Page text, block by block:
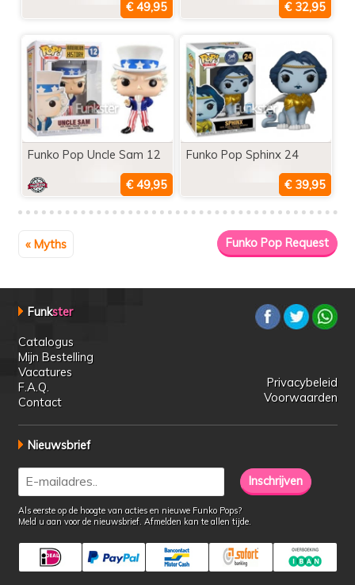
Funko Pop Uncle Sam 12 Funko Pop Sphinx 24
« Myths
Funkster
Catalogus
Mijn Bestelling
Vacatures
F.A.Q.
Contact
Privacybeleid
Voorwaarden
Nieuwsbrief
Als eerste op de hoogte van acties en nieuwe Funko Pops?
Meld u aan voor de nieuwsbrief. Afmelden kan te allen tijde.